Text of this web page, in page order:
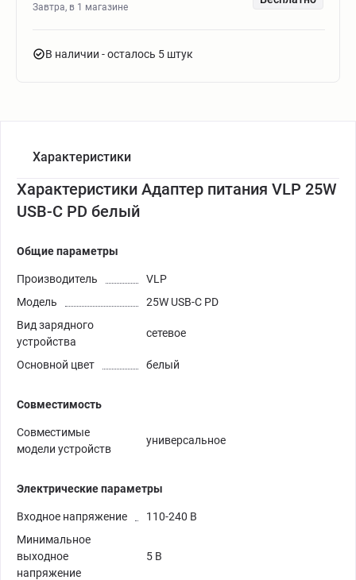
Завтра, в 1 магазине
В наличии - осталось 5 штук
Характеристики
Характеристики Адаптер питания VLP 25W
USB-C PD белый
Общие параметры
Производитель
VLP
Модель
25W USB-C PD
Вид зарядного
устройства
сетевое
Основной цвет белый
Совместимость
Совместимые
модели устройств
универсальное
Электрические параметры
Входное напряжение
110-240 В
Минимальное
выходное
напряжение
5 В